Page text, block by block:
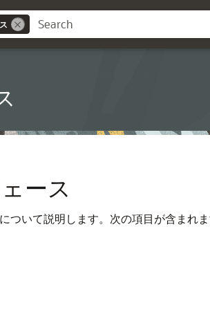
ース
ついて説明します。次の項目が含まれ